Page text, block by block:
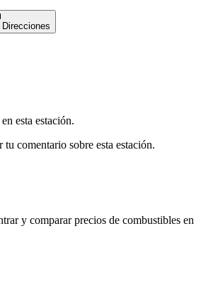
Direcciones
esta estación.
tu comentario sobre esta estación.
y comparar precios de combustibles en